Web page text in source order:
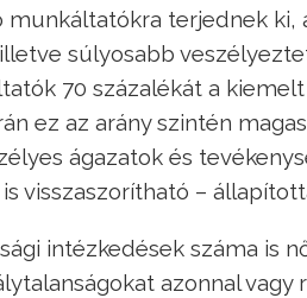
terjednek ki,
súlyosabb
70 százalékát a
ez az arány szintén
ágazatok és
visszaszorítható –
intézkedések száma is
azonnal vagy